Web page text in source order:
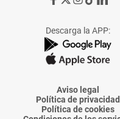
de
La
Voz
Almería
de
La
Voz
Almería
de
La
Voz
Almería
de
La
Voz
de
La
Voz
Descarga la APP:
Aviso legal
Política de privacidad
Política de cookies